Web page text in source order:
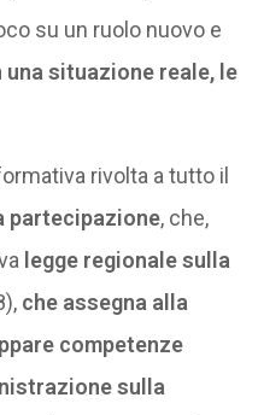
su un ruolo nuovo e
una situazione reale, le
rivolta a tutto il
partecipazione, che,
legge regionale sulla
che assegna alla
competenze
sulla